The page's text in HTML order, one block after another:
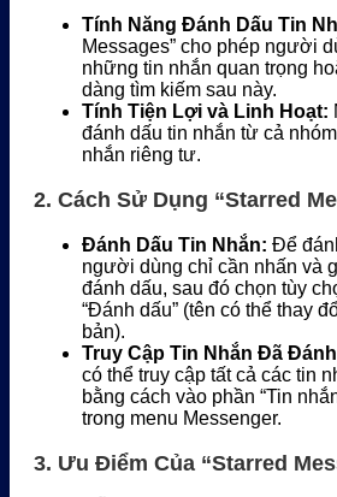
Tính Năng Đánh Dấu Tin
Messages” cho phép người
những tin nhắn quan trọng
dàng tìm kiếm sau này.
Tính Tiện Lợi và Linh Hoạt:
đánh dấu tin nhắn từ cả
nhắn riêng tư.
2. Cách Sử Dụng “Starred
Đánh Dấu Tin Nhắn: Để
người dùng chỉ cần nhấn và
đánh dấu, sau đó chọn tùy
“Đánh dấu” (tên có thể thay
bản).
Truy Cập Tin Nhắn Đã
có thể truy cập tất cả các tin
bằng cách vào phần “Tin
trong menu Messenger.
3. Ưu Điểm Của “Starred